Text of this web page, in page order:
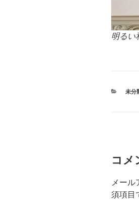
明るい
カ
未分
コメ
メール
須項目